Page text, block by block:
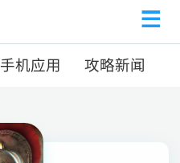
手机应用 攻略新闻